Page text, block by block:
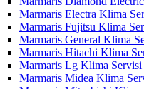
Marmaris Electra Klima
Marmaris Fujitsu Klima
Marmaris General Klima
Marmaris Hitachi Klima
Marmaris Lg Klima Servisi
Marmaris Midea Klima